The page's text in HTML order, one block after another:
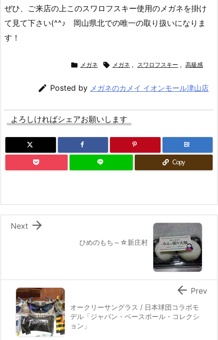
ぜひ、ご来店の上このスワロフスキー使用のメガネを掛け
て見て下さい(^^♪ 岡山県北での唯一の取り扱いになりま
す！
 メガネ  メガネ , スワロフスキー , 高級感
 Posted by メガネのカメイ イオンモール津山店
よろしければシェアお願いします
B!
Copy
ひめのもち～☆新庄村

Next
オークリーサングラス / 日本球団コラボモ
デル「ジャパン・ベースボール・コレクシ
ョン」
 Prev